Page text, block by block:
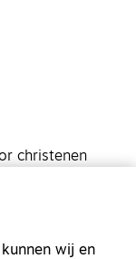
christenen
wij en